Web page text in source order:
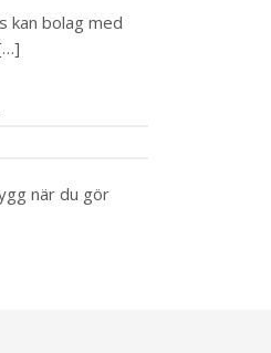
kan bolag med
när du gör